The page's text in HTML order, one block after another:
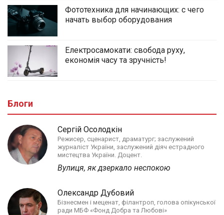
Фототехника для начинающих: с чего
начать выбор оборудования
Електросамокати: свобода руху,
економія часу та зручність!
Блоги
Сергій Осолодкін
Режисер, сценарист, драматург; заслужений
журналіст України, заслужений діяч естрадного
мистецтва України. Доцент.
Вулиця, як дзеркало неспокою
Олександр Дубовий
Бізнесмен і меценат, філантроп, голова опікунської
ради МБФ «Фонд Добра та Любові»